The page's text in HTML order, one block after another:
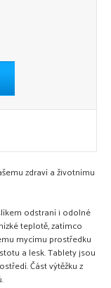
zdraví a životnímu
odstraní i odolné
teplotě, zatímco
mycímu prostředku
a lesk. Tablety jsou
Část výtěžku z